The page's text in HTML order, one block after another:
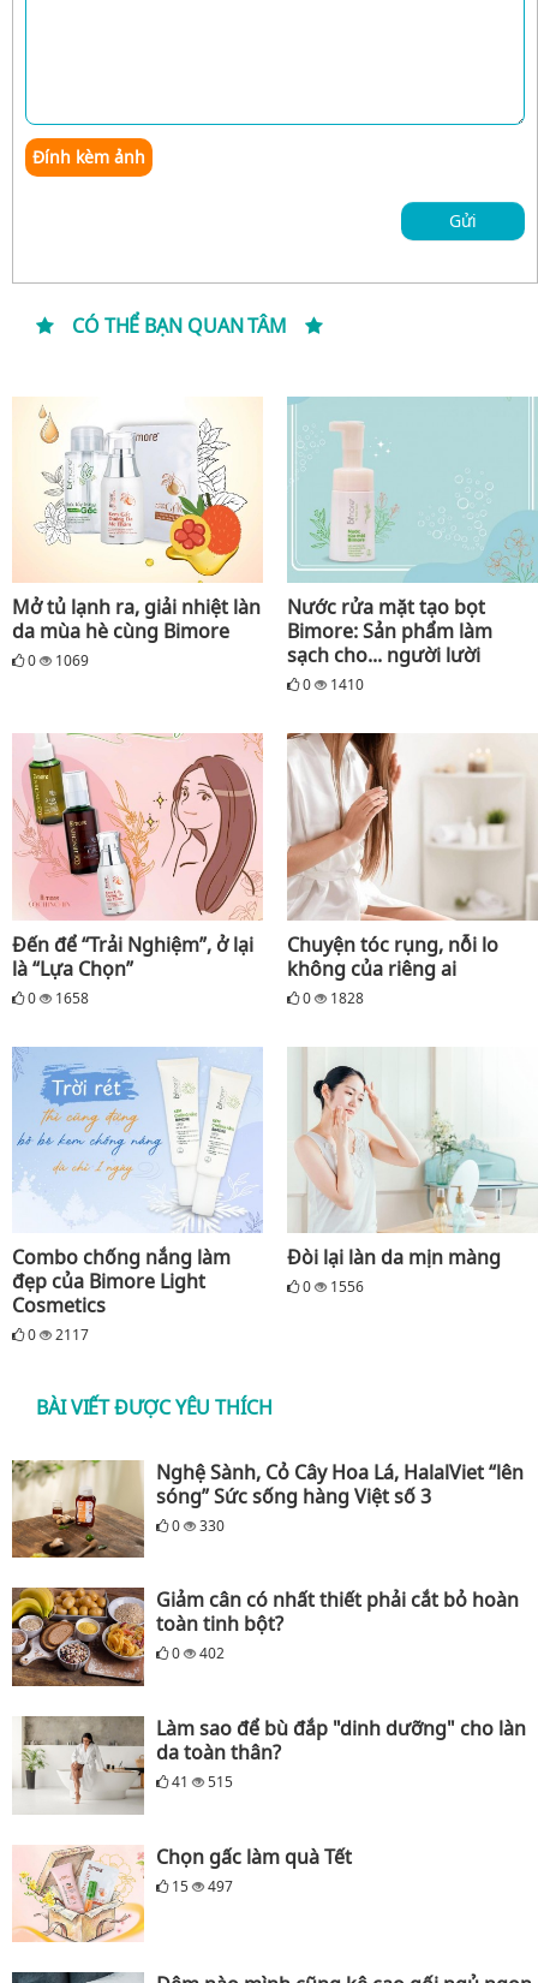
Đính kèm ảnh
Gửi
CÓ THỂ BẠN QUAN TÂM
Mở tủ lạnh ra, giải nhiệt làn
da mùa hè cùng Bimore
0 1069
Nước rửa mặt tạo bọt
Bimore: Sản phẩm làm
sạch cho... người lười
0 1410
Đến để “Trải Nghiệm”, ở lại
là “Lựa Chọn”
0 1658
Chuyện tóc rụng, nỗi lo
không của riêng ai
0 1828
Combo chống nắng làm
đẹp của Bimore Light
Cosmetics
0 2117
Đòi lại làn da mịn màng
0 1556
BÀI VIẾT ĐƯỢC YÊU THÍCH
Nghệ Sành, Cỏ Cây Hoa Lá, HalalViet “lên
sóng” Sức sống hàng Việt số 3
0 330
Giảm cân có nhất thiết phải cắt bỏ hoàn
toàn tinh bột?
0 402
Làm sao để bù đắp "dinh dưỡng" cho làn
da toàn thân?
41 515
Chọn gấc làm quà Tết
15 497